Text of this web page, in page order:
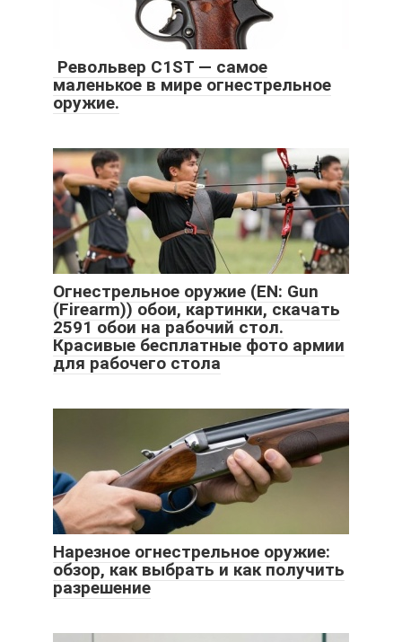
Револьвер C1ST — самое
маленькое в мире огнестрельное
оружие.
Огнестрельное оружие (EN: Gun
(Firearm)) обои, картинки, скачать
2591 обои на рабочий стол.
Красивые бесплатные фото армии
для рабочего стола
Нарезное огнестрельное оружие:
обзор, как выбрать и как получить
разрешение